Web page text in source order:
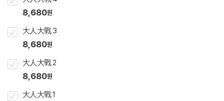
8,680원
大人大戰 3
8,680원
大人大戰 2
8,680원
大人大戰 1